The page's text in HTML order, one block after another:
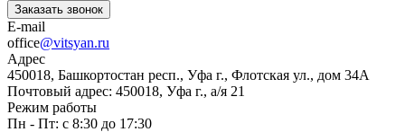
Заказать звонок
E-mail
office@vitsyan.ru
Адрес
450018, Башкортостан респ., Уфа г., Флотская ул., дом 34А
Почтовый адрес: 450018, Уфа г., а/я 21
Режим работы
Пн - Пт: с 8:30 до 17:30